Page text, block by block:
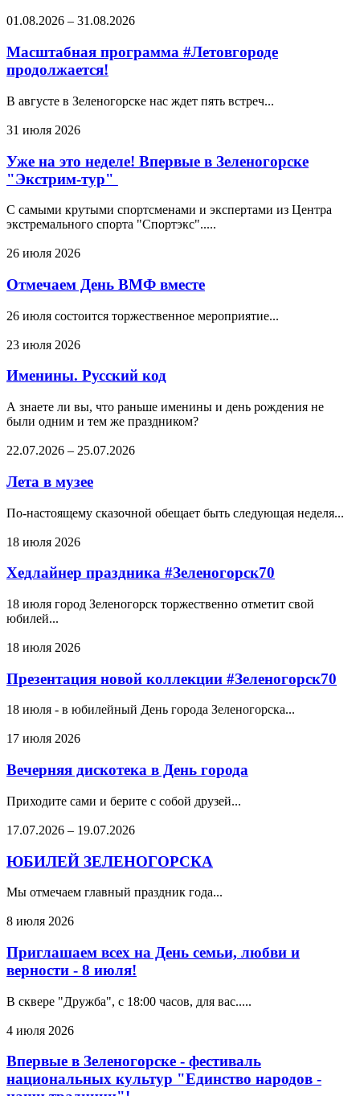
01.08.2026 – 31.08.2026
Масштабная программа #Летовгороде
продолжается!
В августе в Зеленогорске нас ждет пять встреч...
31 июля 2026
Уже на это неделе! Впервые в Зеленогорске
"Экстрим-тур"
С самыми крутыми спортсменами и экспертами из Центра
экстремального спорта "Спортэкс".....
26 июля 2026
Отмечаем День ВМФ вместе
26 июля состоится торжественное мероприятие...
23 июля 2026
Именины. Русский код
А знаете ли вы, что раньше именины и день рождения не
были одним и тем же праздником?
22.07.2026 – 25.07.2026
Лета в музее
По-настоящему сказочной обещает быть следующая неделя...
18 июля 2026
Хедлайнер праздника #Зеленогорск70
18 июля город Зеленогорск торжественно отметит свой
юбилей...
18 июля 2026
Презентация новой коллекции #Зеленогорск70
18 июля - в юбилейный День города Зеленогорска...
17 июля 2026
Вечерняя дискотека в День города
Приходите сами и берите с собой друзей...
17.07.2026 – 19.07.2026
ЮБИЛЕЙ ЗЕЛЕНОГОРСКА
Мы отмечаем главный праздник года...
8 июля 2026
Приглашаем всех на День семьи, любви и
верности - 8 июля!
В сквере "Дружба", с 18:00 часов, для вас.....
4 июля 2026
Впервые в Зеленогорске - фестиваль
национальных культур "Единство народов -